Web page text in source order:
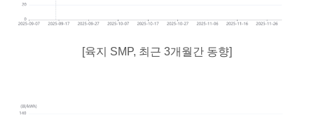
[육지 SMP, 최근 3개월간 동향]